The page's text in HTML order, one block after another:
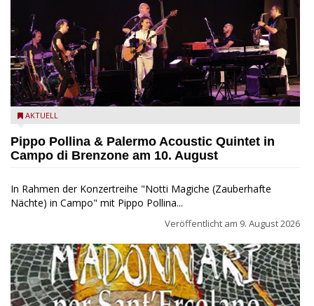
Pippo Pollina im Konzert mit dem Palermo Acoustic Quintet
AKTUELL
Pippo Pollina & Palermo Acoustic Quintet in
Campo di Brenzone am 10. August
In Rahmen der Konzertreihe "Notti Magiche (Zauberhafte
Nächte) in Campo" mit Pippo Pollina...
Veröffentlicht am 9. August 2026